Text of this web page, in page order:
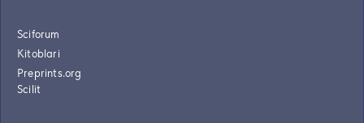
Sciforum
Kitoblari
Preprints.org
Scilit